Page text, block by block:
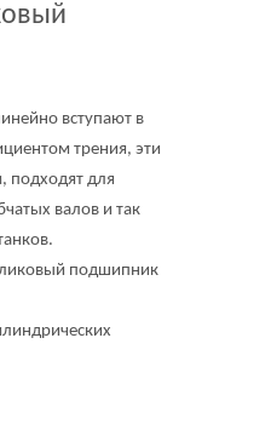
вступают в
трения, эти
подходят для
валов и так
подшипник